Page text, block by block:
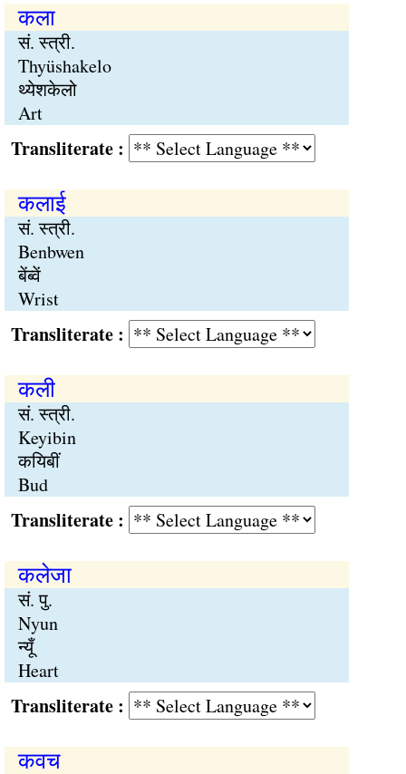
कला
सं. स्त्री.
Thyüshakelo
थ्येशकेलो
Art
:
कलाई
सं. स्त्री.
Benbwen
बेंब्वें
Wrist
:
कली
सं. स्त्री.
Keyibin
कयिबीं
Bud
:
कलेजा
सं. पु.
Nyun
न्यूँ
Heart
:
कवच